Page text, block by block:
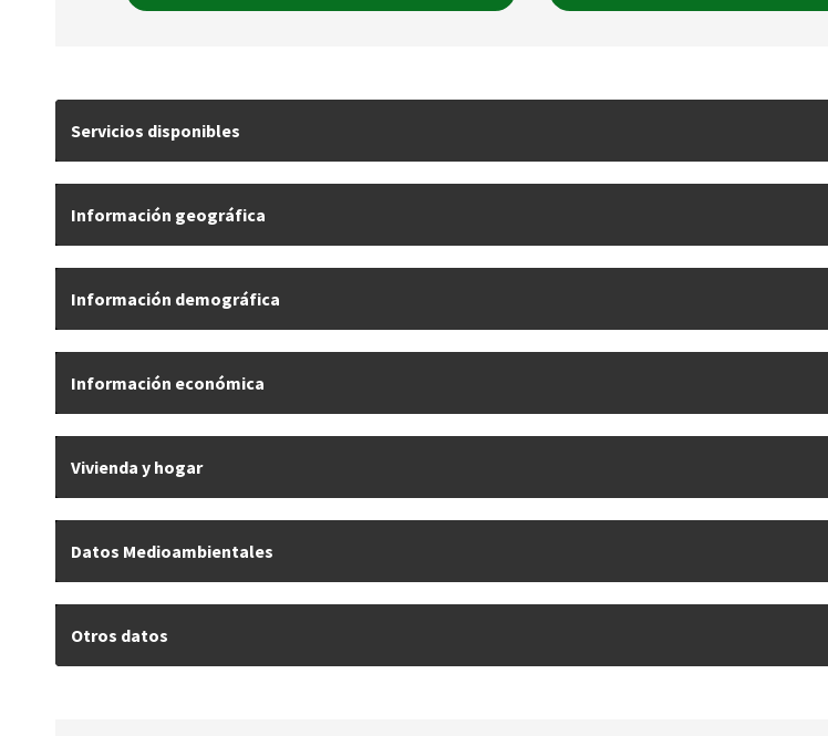
Servicios disponibles
Información geográfica
Información demográfica
Información económica
Vivienda y hogar
Datos Medioambientales
Otros datos